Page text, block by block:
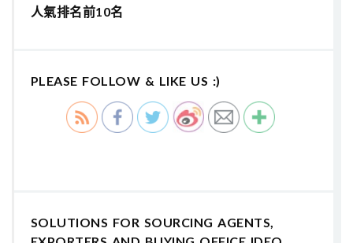
人氣排名前10名
PLEASE FOLLOW & LIKE US :)
SOLUTIONS FOR SOURCING AGENTS,